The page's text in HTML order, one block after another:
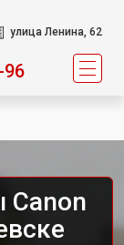
улица Ленина, 62
96
Canon